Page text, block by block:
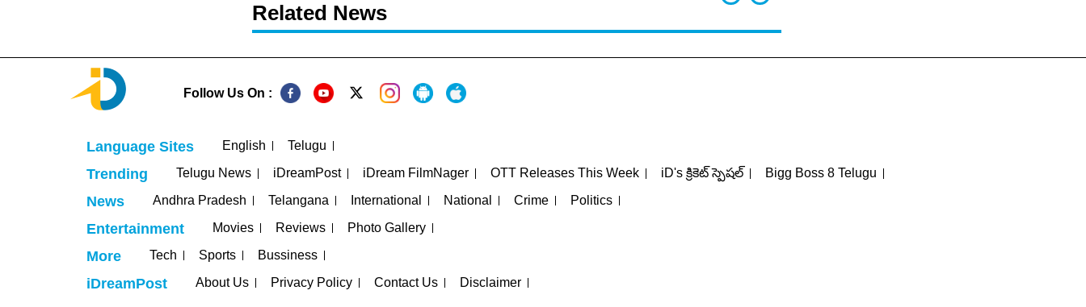
Related News
Follow Us On :
Language Sites English Telugu
Trending Telugu News iDreamPost iDream FilmNager OTT Releases This Week iD's క్రికెట్ స్పెషల్ Bigg Boss 8 Telugu
News Andhra Pradesh Telangana International National Crime Politics
Entertainment Movies Reviews Photo Gallery
More Tech Sports Bussiness
iDreamPost About Us Privacy Policy Contact Us Disclaimer